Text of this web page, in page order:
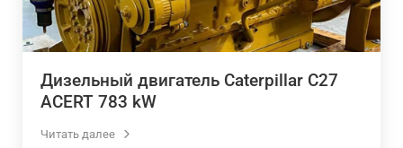
Дизельный двигатель Caterpillar C27
ACERT 783 kW
Читать далее